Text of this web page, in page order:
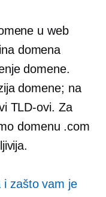
u web
domena
domene.
domene; na
TLD-ovi. Za
domenu .com
i zašto vam je